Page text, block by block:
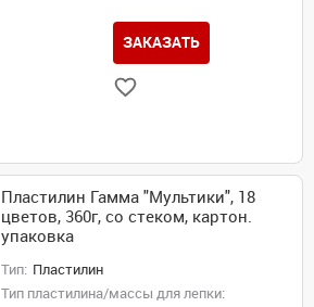
ЗАКАЗАТЬ
Пластилин Гамма "Мультики", 18
цветов, 360г, со стеком, картон.
упаковка
Тип: Пластилин
Тип пластилина/массы для лепки: